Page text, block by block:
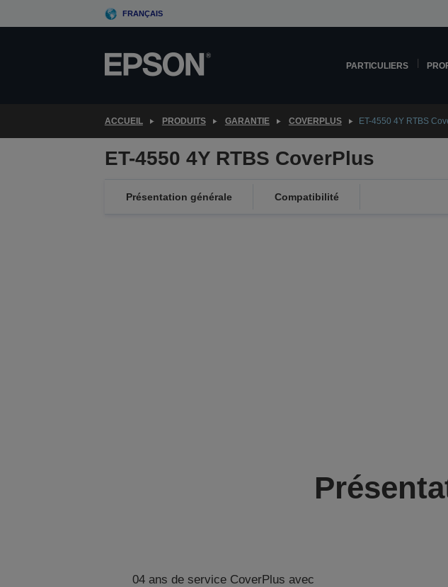
to
FRANÇAIS
PARTICULIERS
ACCUEIL PRODUITS GARANTIE COVERPLUS ET-4550 4Y RTBS
ET-4550 4Y RTBS CoverPlus
Présentation générale Compatibilité
04 ans de service CoverPlus avec